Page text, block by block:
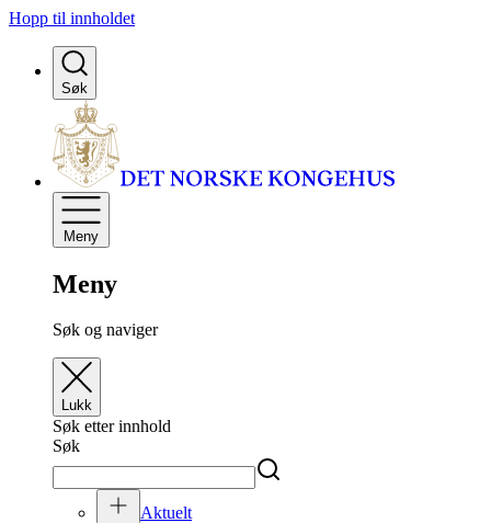
Hopp til innholdet
Søk
Meny
Meny
Søk og naviger
Lukk
Søk etter innhold
Søk
Aktuelt